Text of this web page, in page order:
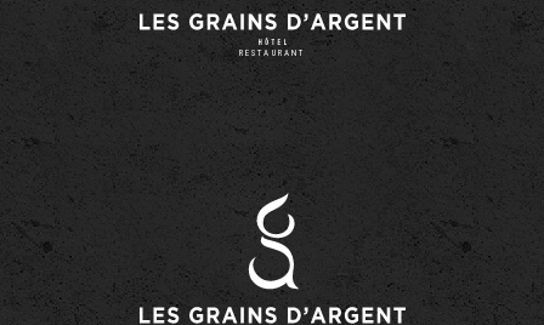
RESTAURANT